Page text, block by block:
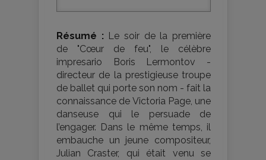
Résumé : Le soir de la première
de "Cœur de feu", le célèbre
impresario Boris Lermontov -
directeur de la prestigieuse troupe
de ballet qui porte son nom - fait la
connaissance de Victoria Page, une
danseuse qui le persuade de
l’engager. Dans le même temps, il
embauche un jeune compositeur,
Julian Craster, qui était venu se